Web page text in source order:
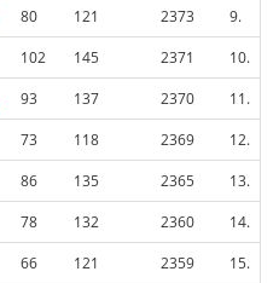
80 121 2373
9.
102 145 2371
10.
93 137 2370
11.
73 118 2369
12.
86 135 2365
13.
78 132 2360
14.
66 121 2359
15.